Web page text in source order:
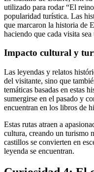
utilizado para rodar “El
popularidad turística. Las
que marcaron la historia de
haciendo que cada visita
Impacto cultural y
Las leyendas y relatos
del visitante, sino que
temáticas basadas en estas
sumergirse en el pasado y
encuentran en los libros de
Estas rutas atraen a
cultura, creando un turismo
castillos se convierten en
leyenda se encuentran.